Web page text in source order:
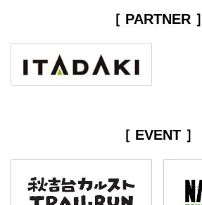
［ PARTNER ］
［ EVENT ］